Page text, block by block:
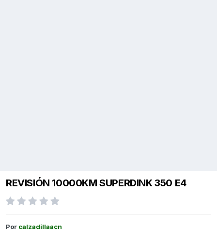
REVISIÓN 10000KM SUPERDINK 350 E4
Por calzadillaacn